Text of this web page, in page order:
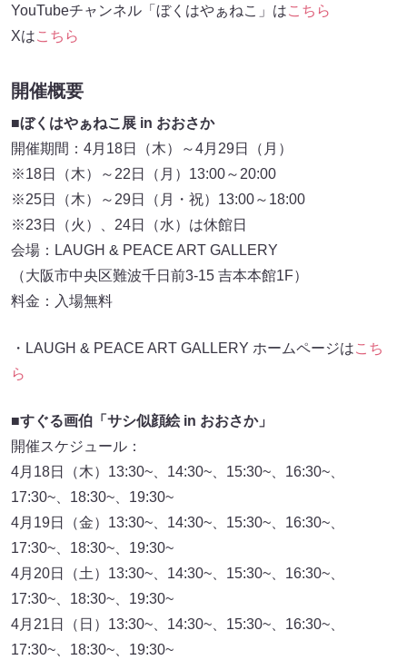
YouTubeチャンネル「ぼくはやぁねこ」はこちら
Xはこちら
開催概要
■ぼくはやぁねこ展 in おおさか
開催期間：4月18日（木）～4月29日（月）
※18日（木）～22日（月）13:00～20:00
※25日（木）～29日（月・祝）13:00～18:00
※23日（火）、24日（水）は休館日
会場：LAUGH & PEACE ART GALLERY
（大阪市中央区難波千日前3-15 吉本本館1F）
料金：入場無料
・LAUGH & PEACE ART GALLERY ホームページはこち
ら
■すぐる画伯「サシ似顔絵 in おおさか」
開催スケジュール：
4月18日（木）13:30~、14:30~、15:30~、16:30~、
17:30~、18:30~、19:30~
4月19日（金）13:30~、14:30~、15:30~、16:30~、
17:30~、18:30~、19:30~
4月20日（土）13:30~、14:30~、15:30~、16:30~、
17:30~、18:30~、19:30~
4月21日（日）13:30~、14:30~、15:30~、16:30~、
17:30~、18:30~、19:30~